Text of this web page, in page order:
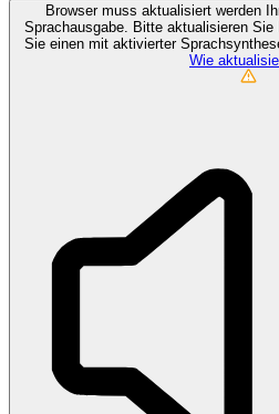
Browser muss aktualisiert werden
Sprachausgabe. Bitte aktualisieren Sie
Sie einen mit aktivierter
Wie